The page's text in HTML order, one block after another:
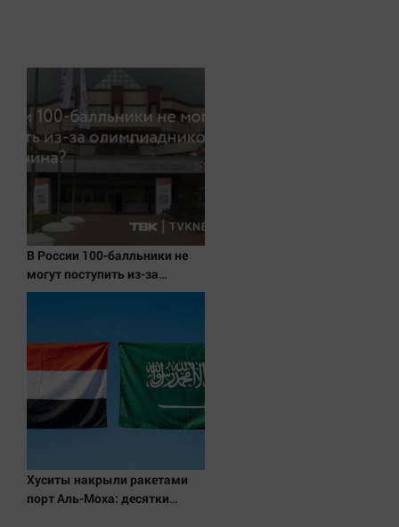
В России 100-балльники не
могут поступить из-за
олимпиадников: в чем
Хуситы накрыли ракетами
порт Аль-Моха: десятки